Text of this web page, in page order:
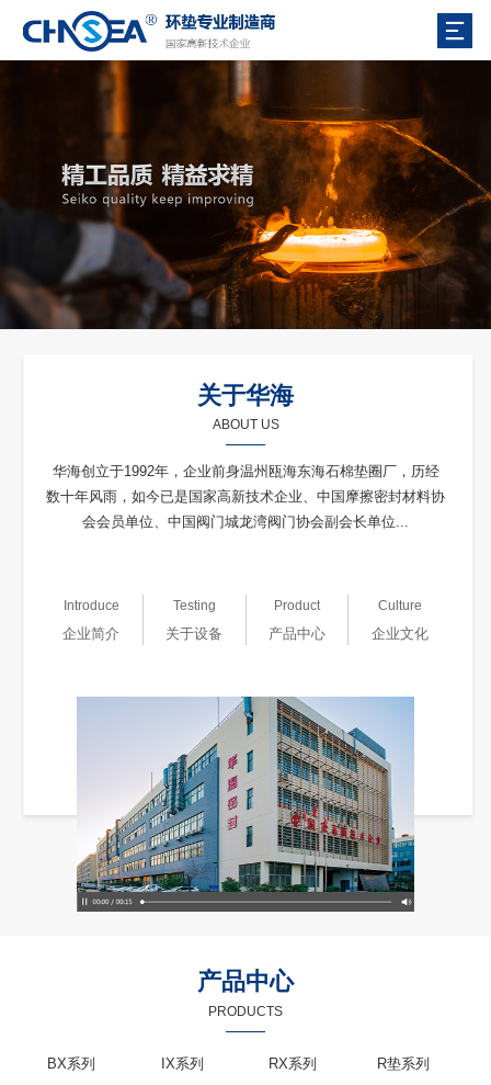
关于华海
ABOUT US
华海创立于1992年，企业前身温州瓯海东海石棉垫圈厂，历经
数十年风雨，如今已是国家高新技术企业、中国摩擦密封材料协
会会员单位、中国阀门城龙湾阀门协会副会长单位...
Introduce
企业简介
Testing
关于设备
Product
产品中心
Culture
企业文化
产品中心
PRODUCTS
BX系列 IX系列 RX系列 R垫系列